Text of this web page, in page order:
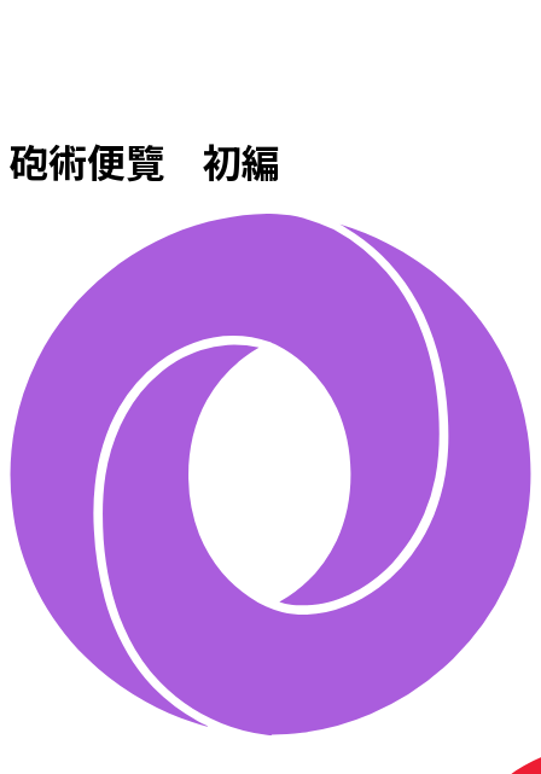
砲術便覽 初編